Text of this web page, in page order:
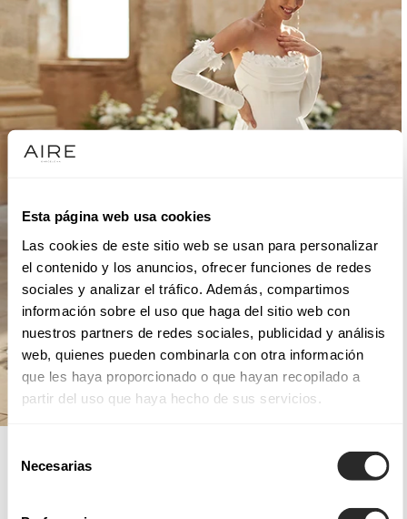
Esta página web usa cookies
Las cookies de este sitio web se usan para personalizar
el contenido y los anuncios, ofrecer funciones de redes
sociales y analizar el tráfico. Además, compartimos
información sobre el uso que haga del sitio web con
nuestros partners de redes sociales, publicidad y análisis
web, quienes pueden combinarla con otra información
que les haya proporcionado o que hayan recopilado a
partir del uso que haya hecho de sus servicios.
Necesarias